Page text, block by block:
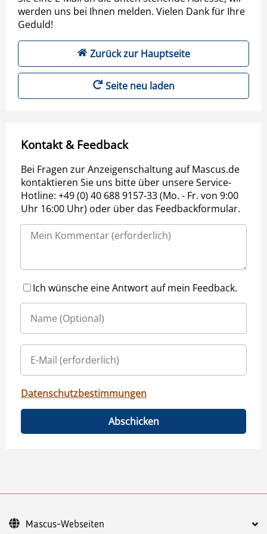
werden uns bei Ihnen melden. Vielen Dank für Ihre
Geduld!
Zurück zur Hauptseite
Seite neu laden
Kontakt & Feedback
Bei Fragen zur Anzeigenschaltung auf Mascus.de
kontaktieren Sie uns bitte über unsere Service-
Hotline: +49 (0) 40 688 9157-33 (Mo. - Fr. von 9:00
Uhr 16:00 Uhr) oder über das Feedbackformular.
Ich wünsche eine Antwort auf mein Feedback.
Datenschutzbestimmungen
Abschicken
Mascus-Webseiten